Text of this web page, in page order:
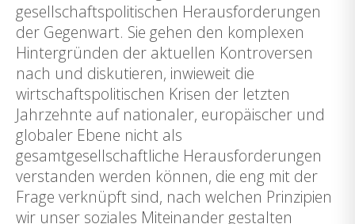
gesellschaftspolitischen Herausforderungen
der Gegenwart. Sie gehen den komplexen
Hintergründen der aktuellen Kontroversen
nach und diskutieren, inwieweit die
wirtschaftspolitischen Krisen der letzten
Jahrzehnte auf nationaler, europäischer und
globaler Ebene nicht als
gesamtgesellschaftliche Herausforderungen
verstanden werden können, die eng mit der
Frage verknüpft sind, nach welchen Prinzipien
wir unser soziales Miteinander gestalten